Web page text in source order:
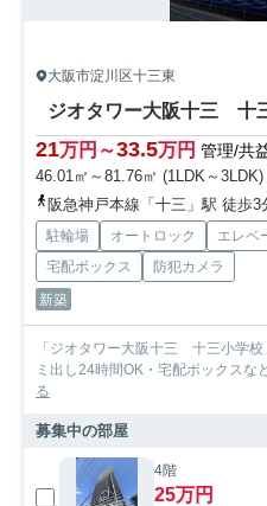
大阪市淀川区十三東
ジオタワー大阪十三 十
21万円～33.5万円 管理/共
46.01㎡～81.76㎡ (1LDK～
阪急神戸本線「十三」駅 徒歩3
駐輪場 オートロック エレベ
宅配ボックス
防犯カメラ
新築
「ジオタワー大阪十三 十三小学
ミ出し24時間OK・宅配ボックスな
る
募集中の部屋
4階
25万円